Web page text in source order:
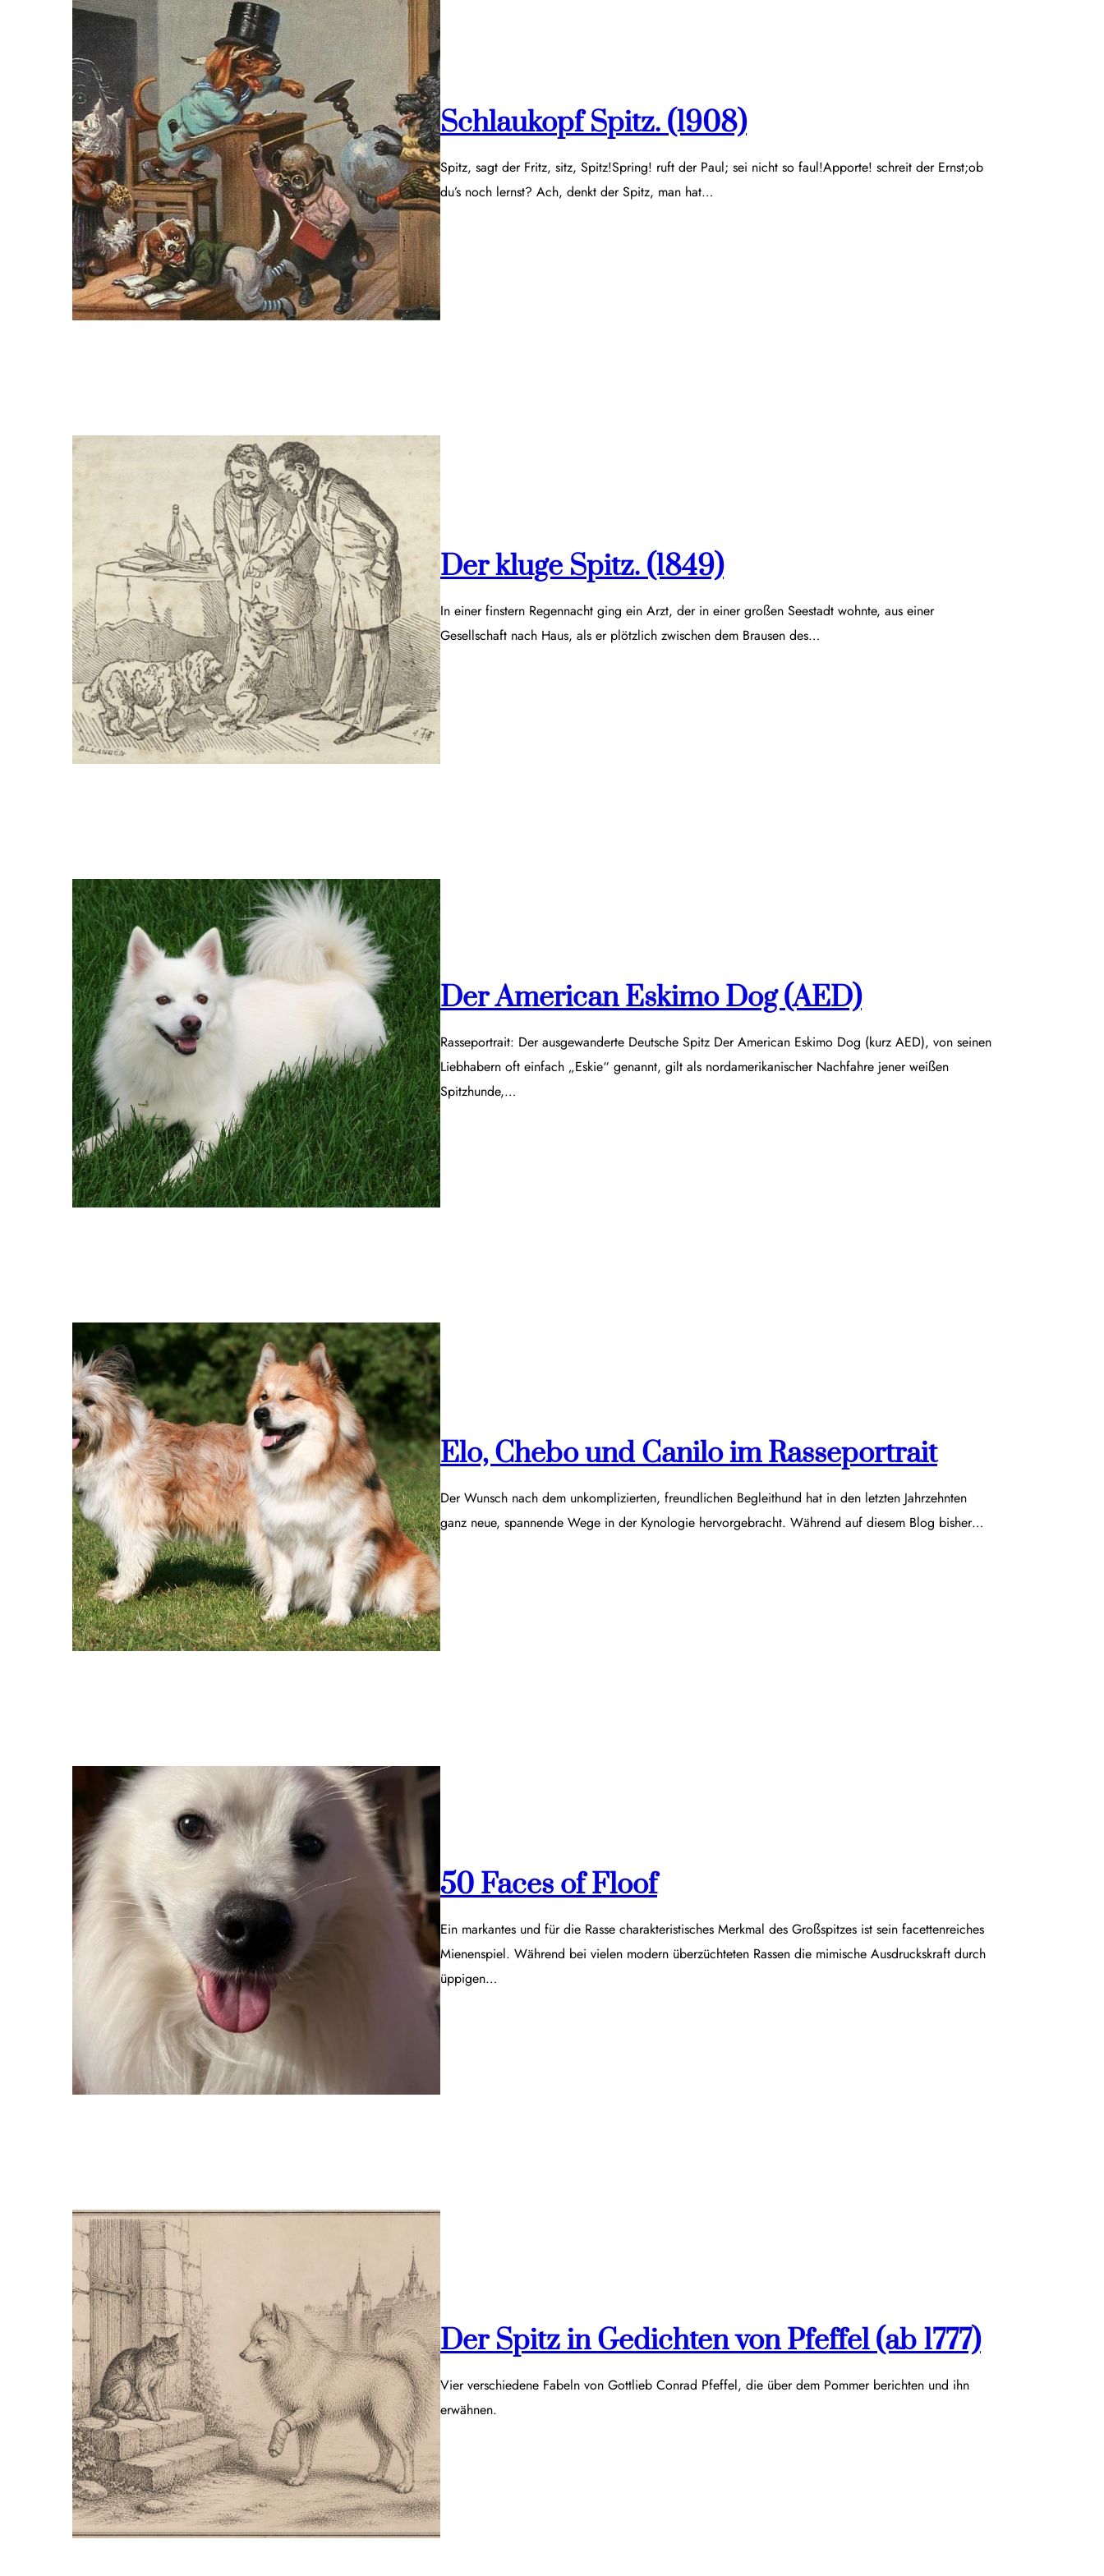
Schlaukopf Spitz. (1908)
Spitz, sagt der Fritz, sitz, Spitz!Spring! ruft der Paul; sei nicht so faul!Apporte! schreit der Ernst;ob
du’s noch lernst? Ach, denkt der Spitz, man hat…
Der kluge Spitz. (1849)
In einer finstern Regennacht ging ein Arzt, der in einer großen Seestadt wohnte, aus einer
Gesellschaft nach Haus, als er plötzlich zwischen dem Brausen des…
Der American Eskimo Dog (AED)
Rasseportrait: Der ausgewanderte Deutsche Spitz Der American Eskimo Dog (kurz AED), von seinen
Liebhabern oft einfach „Eskie“ genannt, gilt als nordamerikanischer Nachfahre jener weißen
Spitzhunde,…
Elo, Chebo und Canilo im Rasseportrait
Der Wunsch nach dem unkomplizierten, freundlichen Begleithund hat in den letzten Jahrzehnten
ganz neue, spannende Wege in der Kynologie hervorgebracht. Während auf diesem Blog bisher…
50 Faces of Floof
Ein markantes und für die Rasse charakteristisches Merkmal des Großspitzes ist sein facettenreiches
Mienenspiel. Während bei vielen modern überzüchteten Rassen die mimische Ausdruckskraft durch
üppigen…
Der Spitz in Gedichten von Pfeffel (ab 1777)
Vier verschiedene Fabeln von Gottlieb Conrad Pfeffel, die über dem Pommer berichten und ihn
erwähnen.